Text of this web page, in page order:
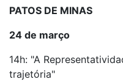
PATOS DE MINAS
24 de março
14h: "A
trajetória"